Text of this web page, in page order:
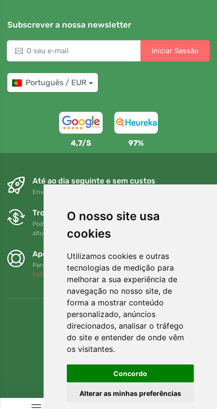
O nosso site usa
cookies
Utilizamos cookies e outras
tecnologias de medição para
melhorar a sua experiência de
navegação no nosso site, de
forma a mostrar conteúdo
personalizado, anúncios
direcionados, analisar o tráfego
do site e entender de onde vêm
os visitantes.
Concordo
Alterar as minhas preferências
Subscrever a nossa newsletter
Iniciar Sessão
Português / EUR
4,7/5 97%
Até ao dia seguinte e sem custos
Envio gratuito para encomendas superiores a 80 EUR
Trocas e devoluções gratuitas
Pode devolver ou trocar a sua encomenda em qualquer
altura no prazo de 90 dias
Apoiamos a Trees.org
Para cada encomenda plantamos uma árvore! Leia mais
Sobre nós